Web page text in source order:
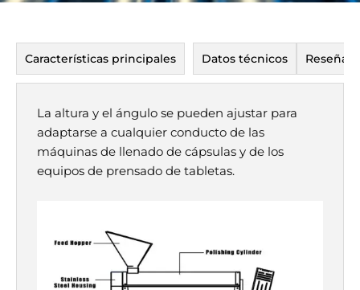
Características principales Datos técnicos Reseñas
La altura y el ángulo se pueden ajustar para
adaptarse a cualquier conducto de las
máquinas de llenado de cápsulas y de los
equipos de prensado de tabletas.